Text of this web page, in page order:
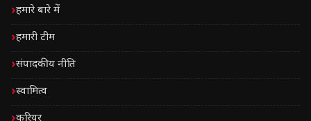
हमारे बारे में
हमारी टीम
संपादकीय नीति
स्वामित्व